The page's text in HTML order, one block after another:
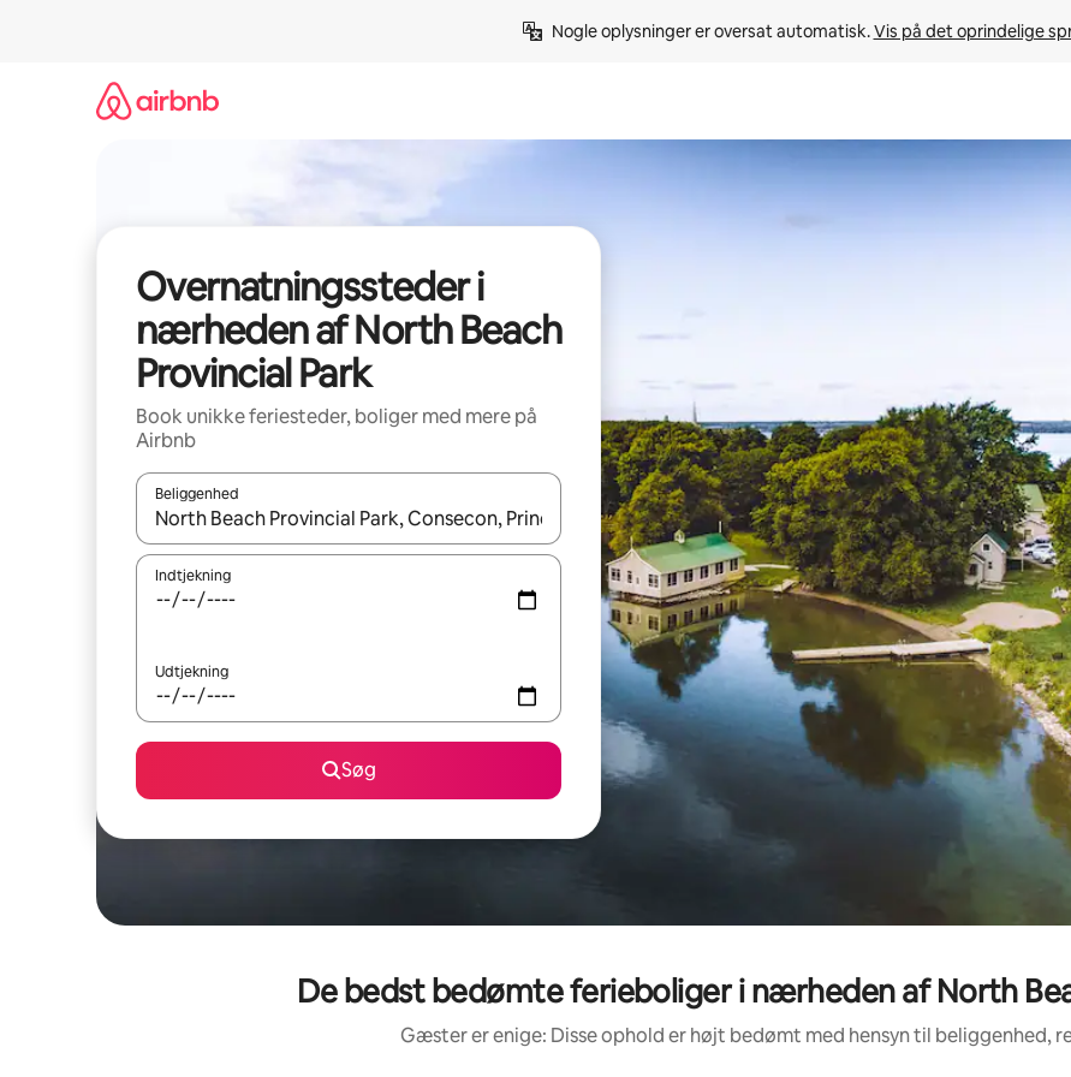
Nogle oplysninger er oversat automatisk. Vis på det oprindelige
Overnatningssteder i
nærheden af North Beach
Provincial Park
Book unikke feriesteder, boliger med mere på
Airbnb
Beliggenhed
Når resultaterne er tilgængelige, skal du navigere med piletasterne op og ned eller se mere ved at trykke eller stryge.
Indtjekning
Udtjekning
Søg
De bedst bedømte ferieboliger i nærheden af North
Gæster er enige: Disse ophold er højt bedømt med hensyn til beliggenhed,